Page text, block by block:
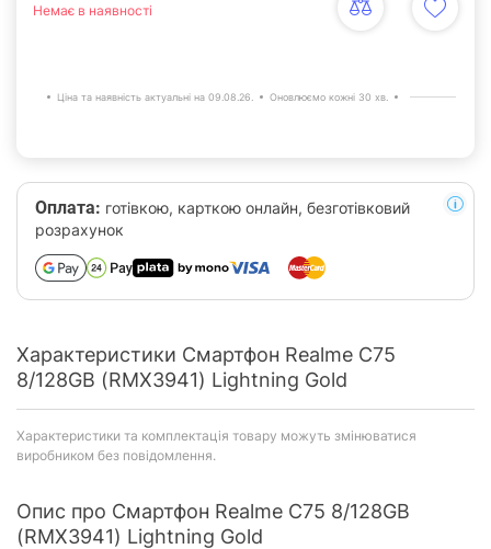
Немає в наявності
Ціна та наявність актуальні на 09.08.26. Оновлюємо кожні 30 хв.
Оплата: готівкою, карткою онлайн, безготівковий
розрахунок
Характеристики Смартфон Realme C75
8/128GB (RMX3941) Lightning Gold
Характеристики та комплектація товару можуть змінюватися
виробником без повідомлення.
Опис про Смартфон Realme C75 8/128GB
(RMX3941) Lightning Gold